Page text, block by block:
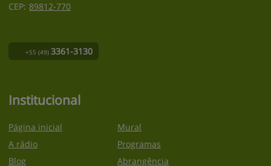
CEP: 89812-770
+55 (49) 3361-3130
Institucional
Página inicial
A rádio
Blog
Mural
Programas
Abrangência